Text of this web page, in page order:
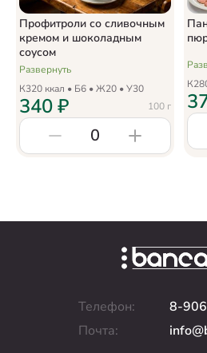
Профитроли со сливочным
кремом и шоколадным
соусом
Развернуть
К320 ккал • Б6 • Ж20 • У30
100 г
340₽
0
К
Телефон:
8-
Почта: